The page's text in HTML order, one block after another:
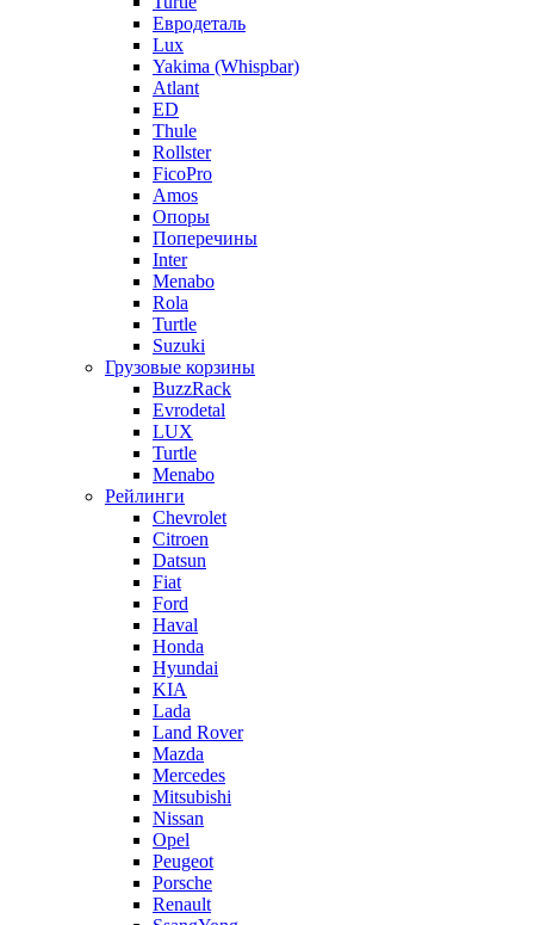
Евродеталь
Lux
Yakima (Whispbar)
Atlant
ED
Thule
Rollster
FicoPro
Amos
Опоры
Поперечины
Inter
Menabo
Rola
Turtle
Suzuki
Грузовые корзины
BuzzRack
Evrodetal
LUX
Turtle
Menabo
Рейлинги
Chevrolet
Citroen
Datsun
Fiat
Ford
Haval
Honda
Hyundai
KIA
Lada
Land Rover
Mazda
Mercedes
Mitsubishi
Nissan
Opel
Peugeot
Porsche
Renault